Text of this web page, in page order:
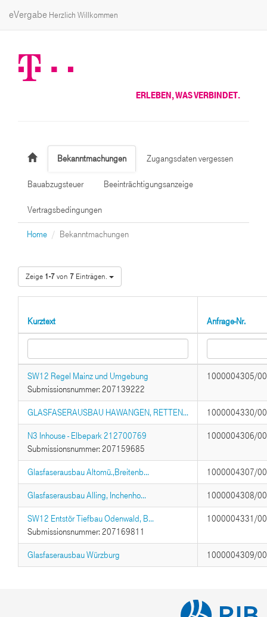
eVergabe Herzlich Willkommen
ERLEBEN, WAS VERBINDET.
Bekanntmachungen Zugangsdaten vergessen
Bauabzugsteuer Beeinträchtigungsanzeige
Vertragsbedingungen
Home Bekanntmachungen
Zeige 1-7von 7 Einträgen.
Kurztext Anfrage-Nr.
SW12 Regel Mainz und Umgebung
Submissionsnummer: 207139222
1000004305/
GLASFASERAUSBAU HAWANGEN, RETTEN... 1000004330/
N3 Inhouse - Elbepark 212700769
Submissionsnummer: 207159685
1000004306/
Glasfaserausbau Altomü.,Breitenb... 1000004307/
Glasfaserausbau Alling, Inchenho... 1000004308/
SW12 Entstör Tiefbau Odenwald, B...
Submissionsnummer: 207169811
1000004331/
Glasfaserausbau Würzburg 1000004309/